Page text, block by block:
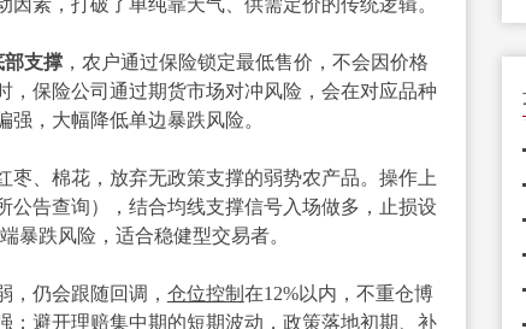
素，打破了单纯靠天气、供需定价的传统逻辑。
部支撑，农户通过保险锁定最低售价，不会因价格
保险公司通过期货市场对冲风险，会在对应品种
，大幅降低单边暴跌风险。
、棉花，放弃无政策支撑的弱势农产品。操作上
公告查询），结合均线支撑信号入场做多，止损设
暴跌风险，适合稳健型交易者。
，仍会跟随回调， 仓位控制 在12%以内，不重仓博
避开理赔集中期的短期波动，政策落地初期、补